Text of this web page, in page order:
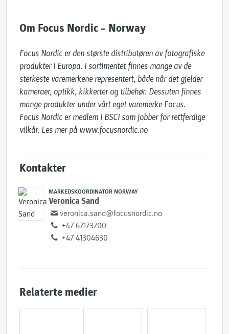
Om Focus Nordic – Norway
Focus Nordic er den største distributøren av fotografiske
produkter i Europa. I sortimentet finnes mange av de
sterkeste varemerkene representert, både når det gjelder
kameraer, optikk, kikkerter og tilbehør. Dessuten finnes
mange produkter under vårt eget varemerke Focus.
Focus Nordic er medlem i BSCI som jobber for rettferdige
vilkår. Les mer på ​www.focusnordic.no
Kontakter
MARKEDSKOORDINATOR NORWAY
Veronica Sand
veronica.sand@focusnordic.no
+47 67173700
+47 41304630
Relaterte medier